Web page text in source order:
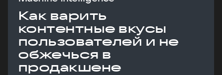
Как варить
контентные вкусы
пользователей и не
обжечься в
продакшене